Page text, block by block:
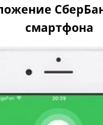
смартфона